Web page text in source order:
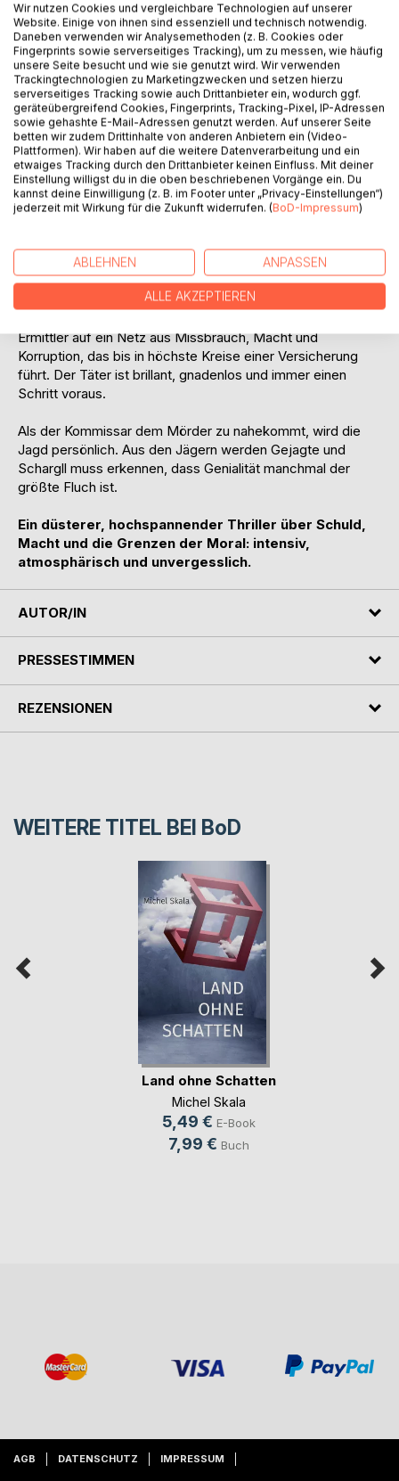
BESCHREIBUNG
Ein Serienmörder treibt in Wien sein Unwesen und
der Kommissar wird zur Zielscheibe.
Kommissar Karl Schargll gilt als Genie im Ermittlungsdienst,
bis ein grausamer Dreifachmord an einer alten Frau seine
Verbrechen, das jedes Verstehen übersteigt.
Gemeinsam mit seiner Assistentin Beate Krannbichl taucht
Ermittler auf ein Netz aus Missbrauch, Macht und
Korruption, das bis in höchste Kreise einer Versicherung
führt. Der Täter ist brillant, gnadenlos und immer einen
Schritt voraus.
Als der Kommissar dem Mörder zu nahekommt, wird die
Jagd persönlich. Aus den Jägern werden Gejagte und
Schargll muss erkennen, dass Genialität manchmal der
größte Fluch ist.
Ein düsterer, hochspannender Thriller über Schuld,
Macht und die Grenzen der Moral: intensiv,
atmosphärisch und unvergesslich.
AUTOR/IN
PRESSESTIMMEN
REZENSIONEN
WEITERE TITEL BEI BoD
Land ohne Schatten
Michel Skala
5,49 € E-Book
7,99 € Buch
AGB DATENSCHUTZ IMPRESSUM
Wir nutzen Cookies und vergleichbare Technologien auf unserer
Website. Einige von ihnen sind essenziell und technisch notwendig.
Daneben verwenden wir Analysemethoden (z. B. Cookies oder
Fingerprints sowie serverseitiges Tracking), um zu messen, wie häufig
unsere Seite besucht und wie sie genutzt wird. Wir verwenden
Trackingtechnologien zu Marketingzwecken und setzen hierzu
serverseitiges Tracking sowie auch Drittanbieter ein, wodurch ggf.
geräteübergreifend Cookies, Fingerprints, Tracking-Pixel, IP-Adressen
sowie gehashte E-Mail-Adressen genutzt werden. Auf unserer Seite
betten wir zudem Drittinhalte von anderen Anbietern ein (Video-
Plattformen). Wir haben auf die weitere Datenverarbeitung und ein
etwaiges Tracking durch den Drittanbieter keinen Einfluss. Mit deiner
Einstellung willigst du in die oben beschriebenen Vorgänge ein. Du
kannst deine Einwilligung (z. B. im Footer unter „Privacy-Einstellungen“)
jederzeit mit Wirkung für die Zukunft widerrufen. (BoD-Impressum)
ABLEHNEN ANPASSEN
ALLE AKZEPTIEREN